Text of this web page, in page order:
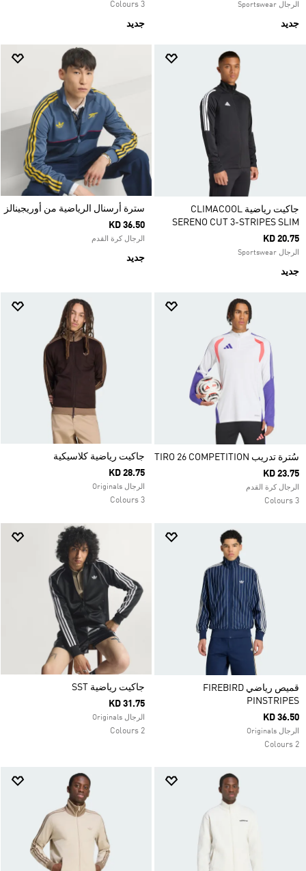
الرجال Sportswear
جديد
3 Colours
جديد
جاكيت رياضية CLIMACOOL
SERENO CUT 3-STRIPES SLIM
KD 20.75
الرجال Sportswear
جديد
سترة أرسنال الرياضية من أوريجينالز
KD 36.50
الرجال كرة القدم
جديد
سُترة تدريب TIRO 26 COMPETITION
KD 23.75
الرجال كرة القدم
3 Colours
جاكيت رياضية كلاسيكية
KD 28.75
الرجال Originals
3 Colours
قميص رياضي FIREBIRD
PINSTRIPES
KD 36.50
الرجال Originals
2 Colours
جاكيت رياضية SST
KD 31.75
الرجال Originals
2 Colours